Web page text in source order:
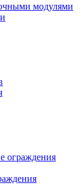
модулями
ограждения